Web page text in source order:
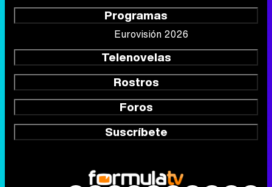
Programas
Eurovisión 2026
Telenovelas
Rostros
Foros
Suscríbete